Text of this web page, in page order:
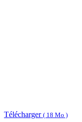
Télécharger ( 18 Mo )